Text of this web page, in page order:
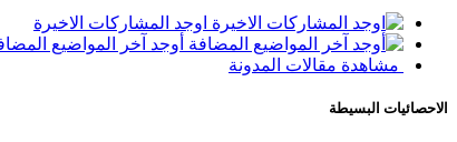
اوجد المشاركات الاخيرة
أوجد آخر المواضيع
مشاهدة مقالات المدونة
الاحصائيات البسيطة